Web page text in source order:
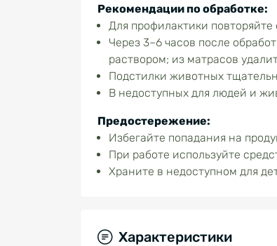
Рекомендации по обработке:
Для профилактики
Через 3–6 часов после
раствором; из матрасов
Подстилки животных
В недоступных для людей и
Предостережение:
Избегайте попадания на
При работе используйте
Храните в недоступном для
Характеристики